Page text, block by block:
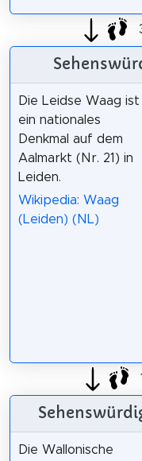
Die Leidse Waag ist
ein nationales
Denkmal auf dem
Aalmarkt (Nr. 21) in
Leiden.
Wikipedia: Waag
(Leiden) (NL)
Die Wallonische